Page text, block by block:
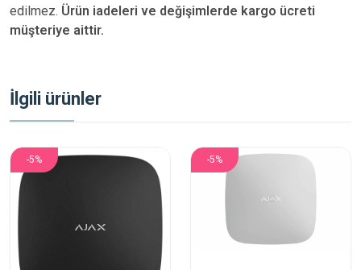
edilmez. Ürün iadeleri ve değişimlerde kargo ücreti
müşteriye aittir.
İlgili ürünler
-5% -5%